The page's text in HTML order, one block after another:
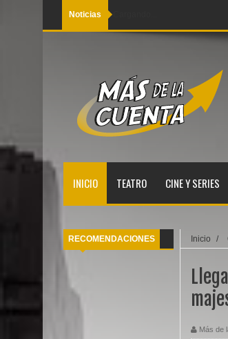
Noticias
INICIO TEATRO CINE Y SERIES
RECOMENDACIONES Inicio /
Más de